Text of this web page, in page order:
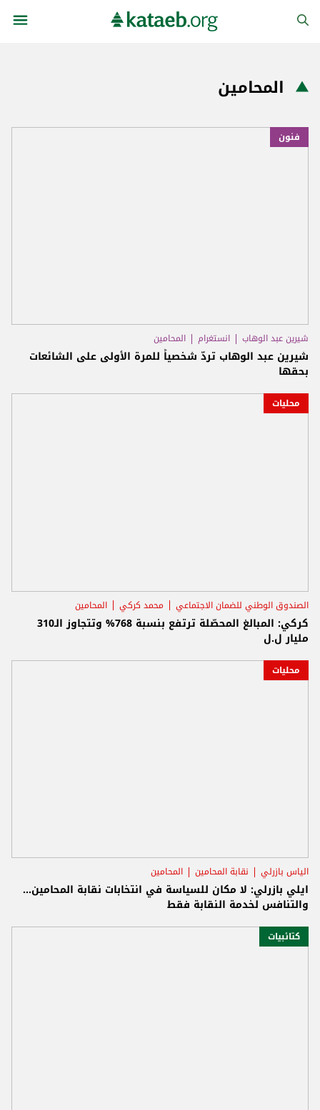
المحامين
فنون
شيرين عبد الوهاب انستغرام المحامين
شيرين عبد الوهاب تردّ شخصياً للمرة الأولى على الشائعات
بحقها
محليات
الصندوق الوطني للضمان الاجتماعي محمد كركي المحامين
كركي: المبالغ المحصّلة ترتفع بنسبة 768% وتتجاوز الـ310
مليار ل.ل
محليات
الياس بازرلي نقابة المحامين المحامين
ايلي بازرلي: لا مكان للسياسة في انتخابات نقابة المحامين…
والتنافس لخدمة النقابة فقط
كتائبيات